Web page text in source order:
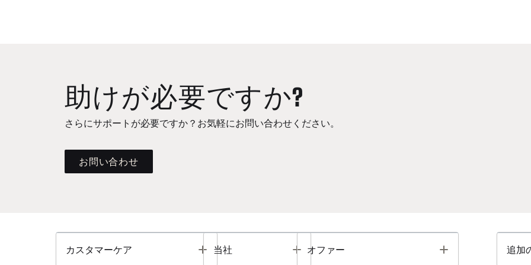
助けが必要ですか?
さらにサポートが必要ですか？お気軽にお問い合わせください。
お問い合わせ
カスタマーケア Toggle
当社 Toggle
オファー Toggle 追加